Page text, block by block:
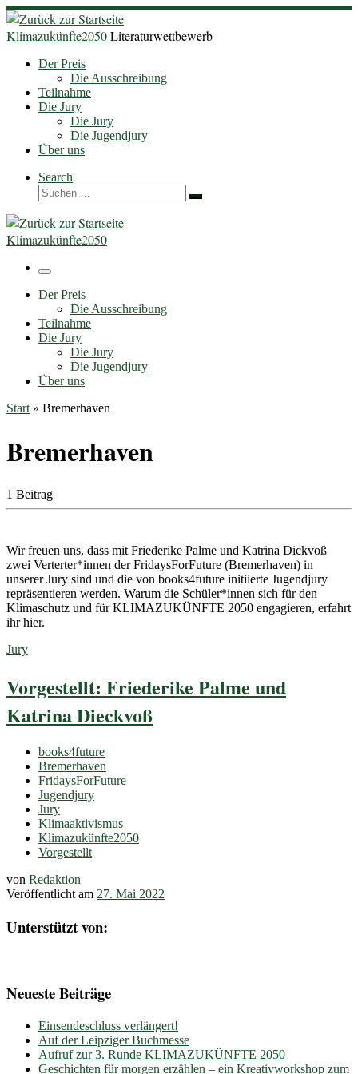
Zum
Inhalt
springen
Klimazukünfte2050Literaturwettbewerb
Der Preis
Die Ausschreibung
Teilnahme
Die Jury
Die Jury
Die Jugendjury
Über uns
Search
Suche
Suchen …
Klimazukünfte2050
Menü
Der Preis
Die Ausschreibung
Teilnahme
Die Jury
Die Jury
Die Jugendjury
Über uns
Start » Bremerhaven
Bremerhaven
1 Beitrag
Wir freuen uns, dass mit Friederike Palme und Katrina Dickvoß
zwei Verterter*innen der FridaysForFuture (Bremerhaven) in
unserer Jury sind und die von books4future initiierte Jugendjury
repräsentieren werden. Warum die Schüler*innen sich für den
Klimaschutz und für KLIMAZUKÜNFTE 2050 engagieren, erfahrt
ihr hier.
Jury
Vorgestellt: Friederike Palme und
Katrina Dieckvoß
books4future
Bremerhaven
FridaysForFuture
Jugendjury
Jury
Klimaaktivismus
Klimazukünfte2050
Vorgestellt
von Redaktion
Veröffentlicht am 27. Mai 2022
Unterstützt von:
Neueste Beiträge
Einsendeschluss verlängert!
Auf der Leipziger Buchmesse
Aufruf zur 3. Runde KLIMAZUKÜNFTE 2050
Geschichten für morgen erzählen – ein Kreativworkshop zum